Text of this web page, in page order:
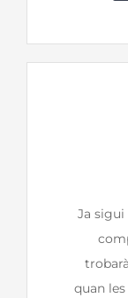
Ja sigui
quan